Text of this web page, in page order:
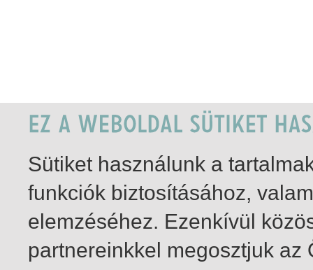
Sütiket használunk a
funkciók biztosításához,
elemzéséhez. Ezenkívül
partnereinkkel megosztjuk